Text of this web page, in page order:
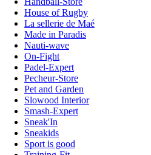
House of Rugby
La sellerie de Maé
Made in Paradis
Nauti-wave
On-Fight
Padel-Expert
Pecheur-Store
Pet and Garden
Slowood Interior
Smash-Expert
Sneak'In
Sneakids
Sport is good